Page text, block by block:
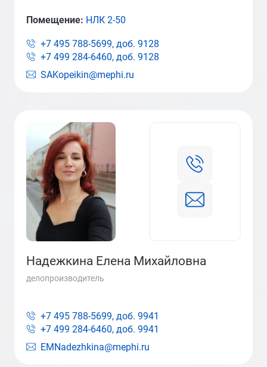
SAKopeikin@mephi.ru
Помещение: НЛК 2-50
+7 495 788-5699, доб. 9128
+7 499 284-6460, доб. 9128
Надежкина Елена Михайловна
делопроизводитель
EMNadezhkina@mephi.ru
+7 495 788-5699, доб. 9941
+7 499 284-6460, доб. 9941